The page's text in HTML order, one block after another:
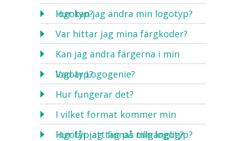
LOGGA IN
logotyp?
Hur kan jag ändra min logotyp?
Var hittar jag mina färgkoder?
Kan jag ändra färgerna i min
logotyp?
Vad är Logogenie?
Hur fungerar det?
I vilket format kommer min
logotyp att finnas tillgänglig?
Hur får jag tag på min logotyp?